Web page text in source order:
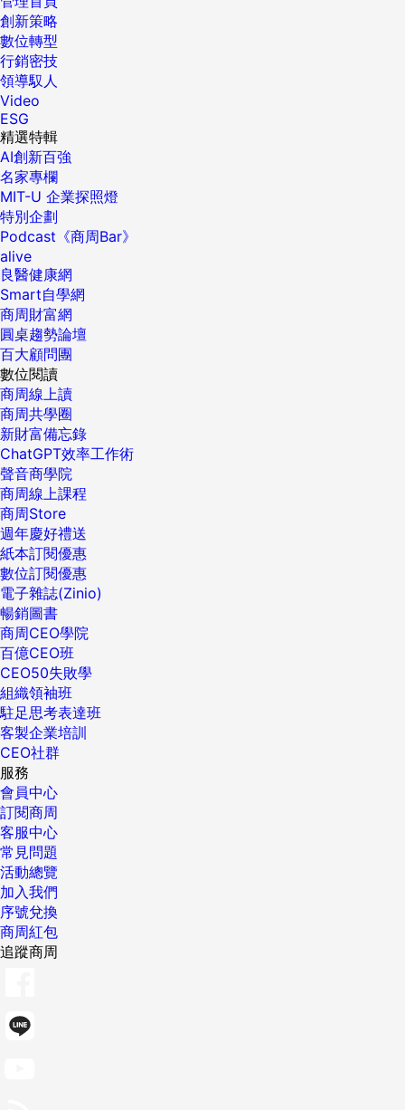
創新策略
數位轉型
行銷密技
領導馭人
Video
ESG
精選特輯
AI創新百強
名家專欄
MIT-U 企業探照燈
特別企劃
Podcast《商周Bar》
alive
良醫健康網
Smart自學網
商周財富網
圓桌趨勢論壇
百大顧問團
數位閱讀
商周線上讀
商周共學圈
新財富備忘錄
ChatGPT效率工作術
聲音商學院
商周線上課程
商周Store
週年慶好禮送
紙本訂閱優惠
數位訂閱優惠
電子雜誌(Zinio)
暢銷圖書
商周CEO學院
百億CEO班
CEO50失敗學
組織領袖班
駐足思考表達班
客製企業培訓
CEO社群
服務
會員中心
訂閱商周
客服中心
常見問題
活動總覽
加入我們
序號兌換
商周紅包
追蹤商周